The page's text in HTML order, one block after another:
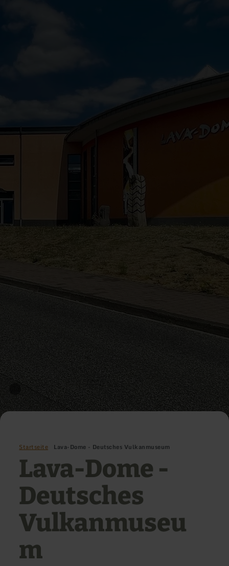
Startseite Lava-Dome - Deutsches Vulkanmuseum
Lava-Dome -
Deutsches
Vulkanmuseu
m